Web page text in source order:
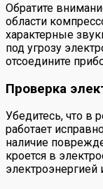
Обратите
области
характерные
под угрозу
отсоедините
Проверка
Убедитесь, что в
работает
наличие
кроется в
электроэнергией